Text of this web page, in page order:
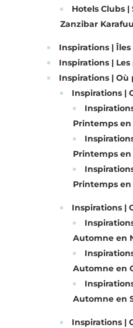
Hotels Clubs
Zanzibar
Inspirations |
Inspirations |
Inspirations | Où
Inspirations |
Printemps en
Printemps en
Printemps en
Inspirations |
Automne en
Automne en
Automne en
Inspirations |